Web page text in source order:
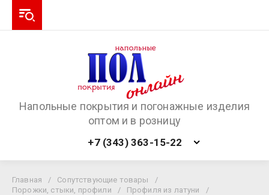
Напольные покрытия и погонажные изделия
оптом и в розницу
+7 (343) 363-15-22
Главная / Сопутствующие товары
/
Порожки, стыки, профили
/ Профиля из латуни
/